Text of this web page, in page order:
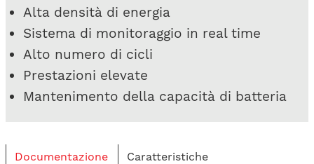
Alta densità di energia
Sistema di monitoraggio in real time
Alto numero di cicli
Prestazioni elevate
Mantenimento della capacità di batteria
Documentazione
Caratteristiche